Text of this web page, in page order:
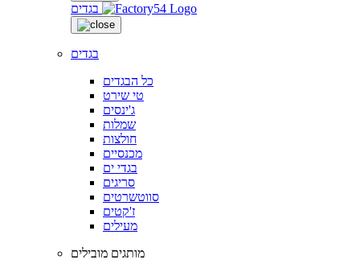
בגדים
בגדים
כל הבגדים
טי שירט
ג'ינסים
שמלות
חולצות
מכנסיים
בגדי ים
סריגים
סווטשרטים
ז'קטים
מעילים
מותגים מובילים